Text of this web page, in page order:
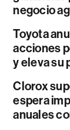
negocio
Toyota
acciones
y eleva su
Clorox
espera
anuales